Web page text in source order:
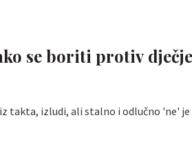
se boriti protiv
takta, izludi, ali stalno i odlučno 'ne' je